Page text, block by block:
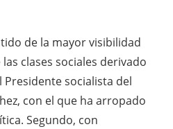
de la mayor visibilidad
clases sociales derivado
socialista del
con el que ha arropado
Segundo, con